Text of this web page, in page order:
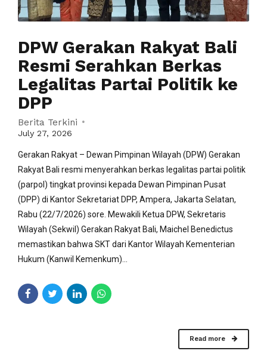
DPW Gerakan Rakyat Bali
Resmi Serahkan Berkas
Legalitas Partai Politik ke
DPP
Berita Terkini
July 27, 2026
Gerakan Rakyat – Dewan Pimpinan Wilayah (DPW) Gerakan
Rakyat Bali resmi menyerahkan berkas legalitas partai politik
(parpol) tingkat provinsi kepada Dewan Pimpinan Pusat
(DPP) di Kantor Sekretariat DPP, Ampera, Jakarta Selatan,
Rabu (22/7/2026) sore. Mewakili Ketua DPW, Sekretaris
Wilayah (Sekwil) Gerakan Rakyat Bali, Maichel Benedictus
memastikan bahwa SKT dari Kantor Wilayah Kementerian
Hukum (Kanwil Kemenkum)...
Read more